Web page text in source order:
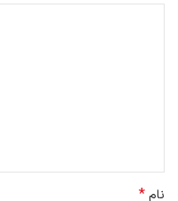
نام*